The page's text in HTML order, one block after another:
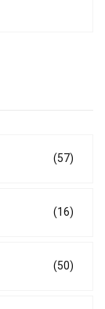
(57)
(16)
(50)